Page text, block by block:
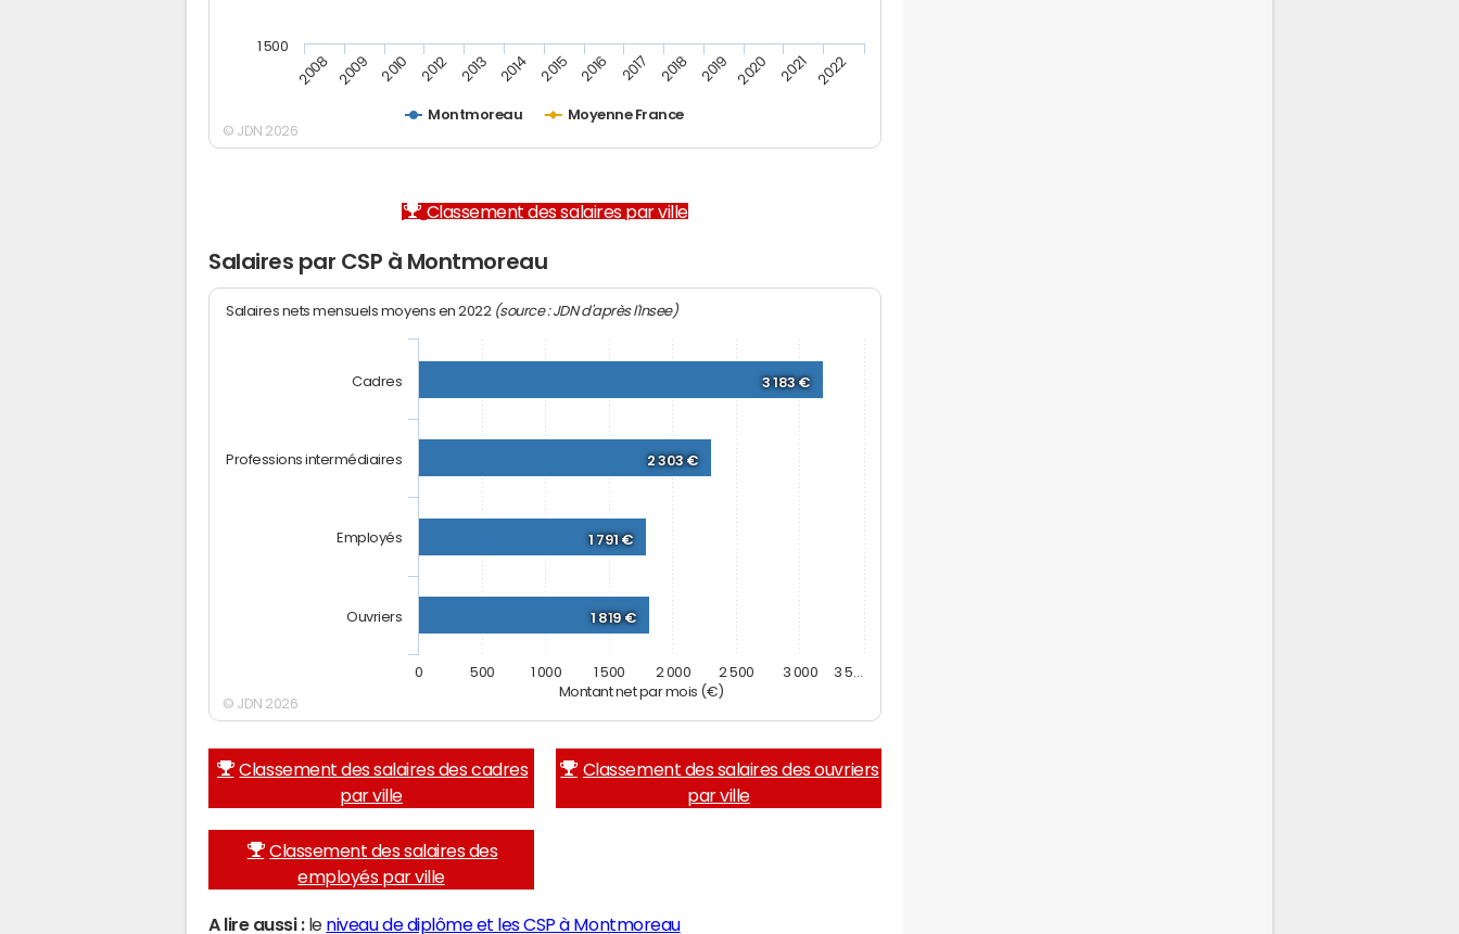
Montmoreau Moyenne France
2008 2009 2010 2012 2013 2014 2015 2016 2017 2018 2019 2020 2021 2022
1 500
© JDN 2026
Classement des salaires par ville
Salaires par CSP à Montmoreau
Montant net par mois (€)
Salaires nets mensuels moyens en 2022 (source : JDN d'après l'Insee)
3 183 €
2 303 €
1 791 €
1 819 €
Cadres
Professions intermédiaires
Employés
Ouvriers
0 500 1 000 1 500 2 000 2 500 3 000 3 5…
© JDN 2026
Classement des salaires des cadres
par ville
Classement des salaires des ouvriers
par ville
Classement des salaires des
employés par ville
A lire aussi :le niveau de diplôme et les CSP à Montmoreau